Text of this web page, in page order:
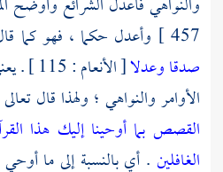
457 ] وأعدل حكما ، فهو كما
صدقا وعدلا
[
الأوامر والنواهي ؛ ولهذا قال
القصص بما أوحينا إليك هذا
الغافلين . أي بالنسبة إلى ما